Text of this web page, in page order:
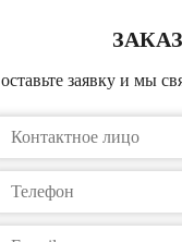
оставьте заявку и мы